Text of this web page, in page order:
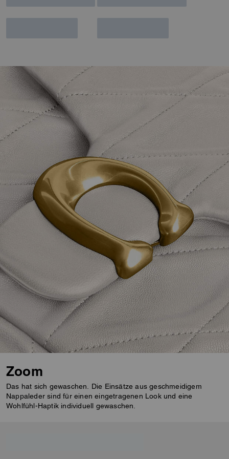
Zoom
Das hat sich gewaschen. Die Einsätze aus geschmeidigem
Nappaleder sind für einen eingetragenen Look und eine
Wohlfühl-Haptik individuell gewaschen.